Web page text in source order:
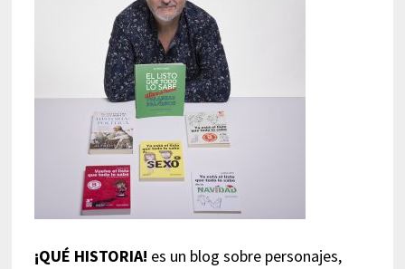
¡QUÉ HISTORIA! es un blog sobre personajes,